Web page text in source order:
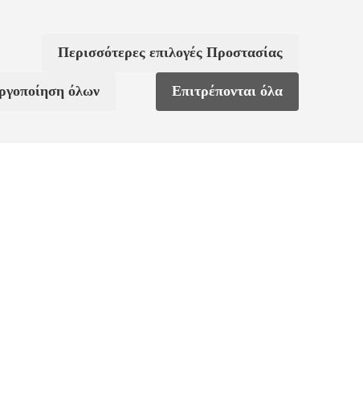
Περισσότερες επιλογές Προστασίας
όλων
Επιτρέπονται όλα